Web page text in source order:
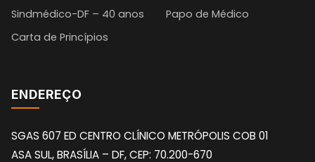
Sindmédico-DF – 40 anos
Carta de Princípios
Papo de Médico
ENDEREÇO
SGAS 607 ED CENTRO CLÍNICO METRÓPOLIS COB 01
ASA SUL, BRASÍLIA – DF, CEP: 70.200-670